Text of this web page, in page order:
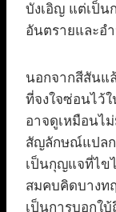
บังเอิญ แต่เป็
อันตรายและอ
นอกจากสีสันแ
ที่จงใจซ่อนไว้ใ
อาจดูเหมือนไ
สัญลักษณ์แปลก
เป็นกุญแจที่ไข
สมคบคิดบางท
เป็นการบอกใบ้